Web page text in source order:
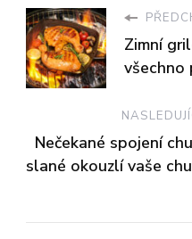
Zimní
Nečekané spojení
slané okouzlí vaše